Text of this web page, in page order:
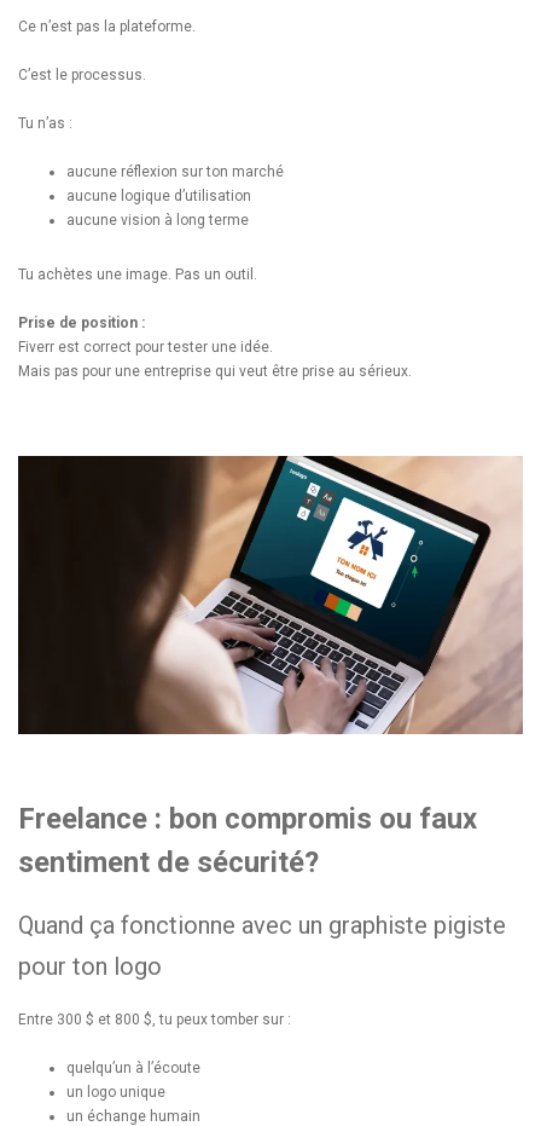
Ce n’est pas la plateforme.
C’est le processus.
Tu n’as :
aucune réflexion sur ton marché
aucune logique d’utilisation
aucune vision à long terme
Tu achètes une image. Pas un outil.
Prise de position :
Fiverr est correct pour tester une idée.
Mais pas pour une entreprise qui veut être prise au sérieux.
Freelance : bon compromis ou faux
sentiment de sécurité?
Quand ça fonctionne avec un graphiste pigiste
pour ton logo
Entre 300 $ et 800 $, tu peux tomber sur :
quelqu’un à l’écoute
un logo unique
un échange humain